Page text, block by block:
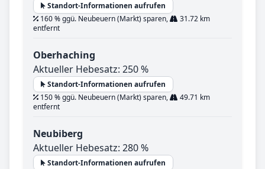
Standort-Informationen aufrufen
160 % ggü. Neubeuern (Markt) sparen,
31.72 km
entfernt
Oberhaching
Aktueller Hebesatz: 250 %
Standort-Informationen aufrufen
150 % ggü. Neubeuern (Markt) sparen,
49.71 km
entfernt
Neubiberg
Aktueller Hebesatz: 280 %
Standort-Informationen aufrufen